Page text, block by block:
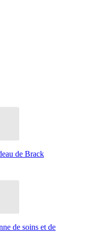
de Brack
de soins et de